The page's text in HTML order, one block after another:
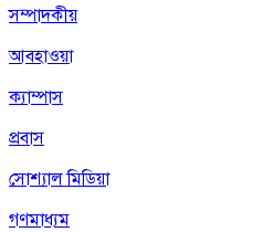
সম্পাদকীয়
আবহাওয়া
ক্যাম্পাস
প্রবাস
সোশ্যাল মিডিয়া
গণমাধ্যম